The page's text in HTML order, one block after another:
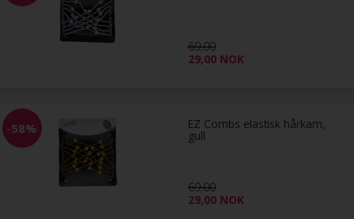
69,00
29,00 NOK
-58% EZ Combs elastisk hårkam,
gull
69,00
29,00 NOK